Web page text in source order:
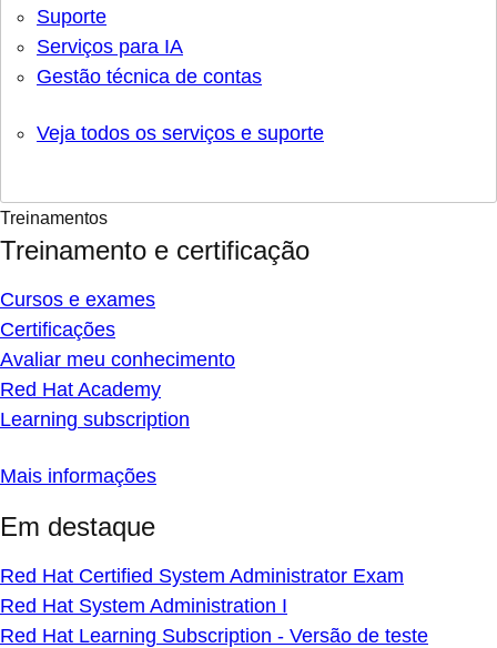
Suporte
Serviços para IA
Gestão técnica de contas
Veja todos os serviços e suporte
Treinamentos
Treinamento e certificação
Cursos e exames
Certificações
Avaliar meu conhecimento
Red Hat Academy
Learning subscription
Mais informações
Em destaque
Red Hat Certified System Administrator Exam
Red Hat System Administration I
Red Hat Learning Subscription - Versão de teste